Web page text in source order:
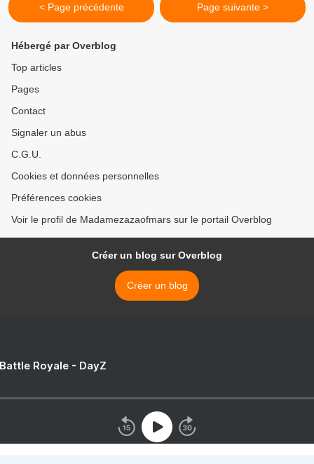
< Page précédente Page suivante >
Hébergé par Overblog
Top articles
Pages
Contact
Signaler un abus
C.G.U.
Cookies et données personnelles
Préférences cookies
Voir le profil de Madamezazaofmars sur le portail Overblog
Créer un blog sur Overblog
Créer un blog
Royale - DayZ